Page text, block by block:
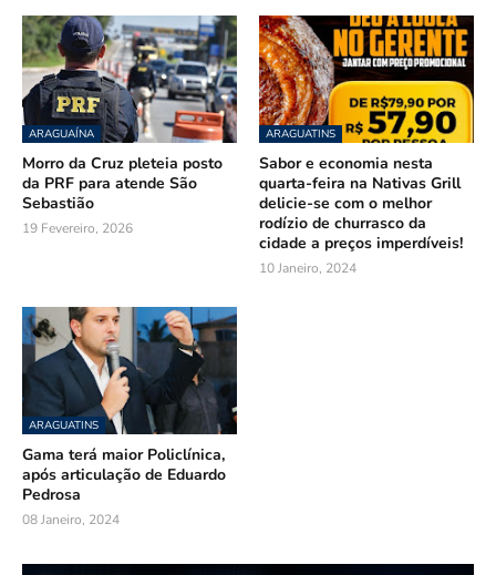
ARAGUAÍNA
Morro da Cruz pleteia posto
da PRF para atende São
Sebastião
19 Fevereiro, 2026
ARAGUATINS
Sabor e economia nesta
quarta-feira na Nativas Grill
delicie-se com o melhor
rodízio de churrasco da
cidade a preços imperdíveis!
10 Janeiro, 2024
ARAGUATINS
Gama terá maior Policlínica,
após articulação de Eduardo
Pedrosa
08 Janeiro, 2024